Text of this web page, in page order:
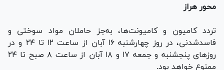
محور هراز
تردد کامیون و کامیونت‌ها، به‌جز حاملان مواد سوختی و
فاسدشدنی، در روز چهارشنبه ۱۶ آبان از ساعت ۱۲ تا ۲۴ و در
روز‌های پنجشنبه و جمعه ۱۷ و ۱۸ آبان از ساعت ۸ صبح تا ۲۴
ممنوع خواهد بود.